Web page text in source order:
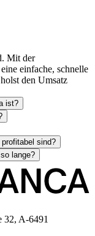
Mit der
einfache, schnelle
den Umsatz
ist?
sind?
lange?
A-6491